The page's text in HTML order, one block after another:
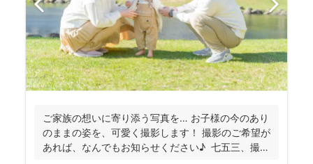
ご家族の想いに寄り添う写真を… お子様の今のあり
のままの姿を、可愛く撮影します！ 撮影のご希望が
あれば、なんでもお知らせください♪ 七五三、撮